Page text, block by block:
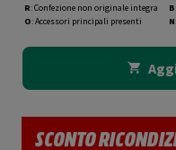
R: Confezione non originale integra
O: Accessori principali presenti
B
N
SCONTO